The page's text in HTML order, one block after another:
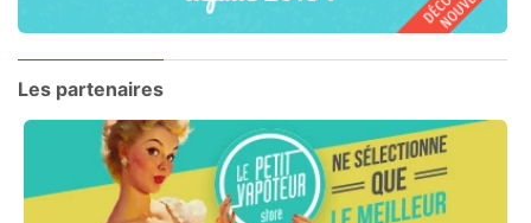
Les partenaires